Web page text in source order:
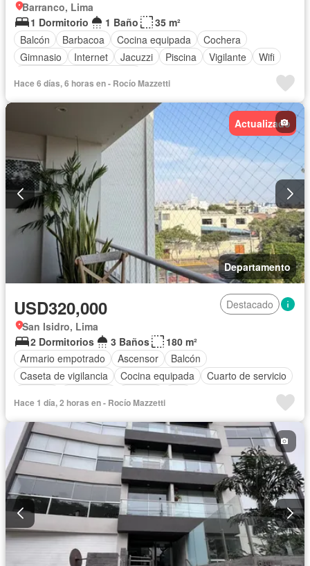
Barranco, Lima
1 Dormitorio
1 Baño
35 m²
Balcón
Barbacoa Cocina equipada
Cochera
Gimnasio
Internet Jacuzzi Piscina Vigilante
Wifi
Hace 6 días, 6 horas en - Rocío Mazzetti
Actualizado
Departamento
USD320,000
Destacado
San Isidro, Lima
2 Dormitorios
3 Baños
180 m²
Armario empotrado
Ascensor
Balcón
Caseta de vigilancia
Cocina equipada
Cuarto de servicio
Hace 1 día, 2 horas en - Rocío Mazzetti